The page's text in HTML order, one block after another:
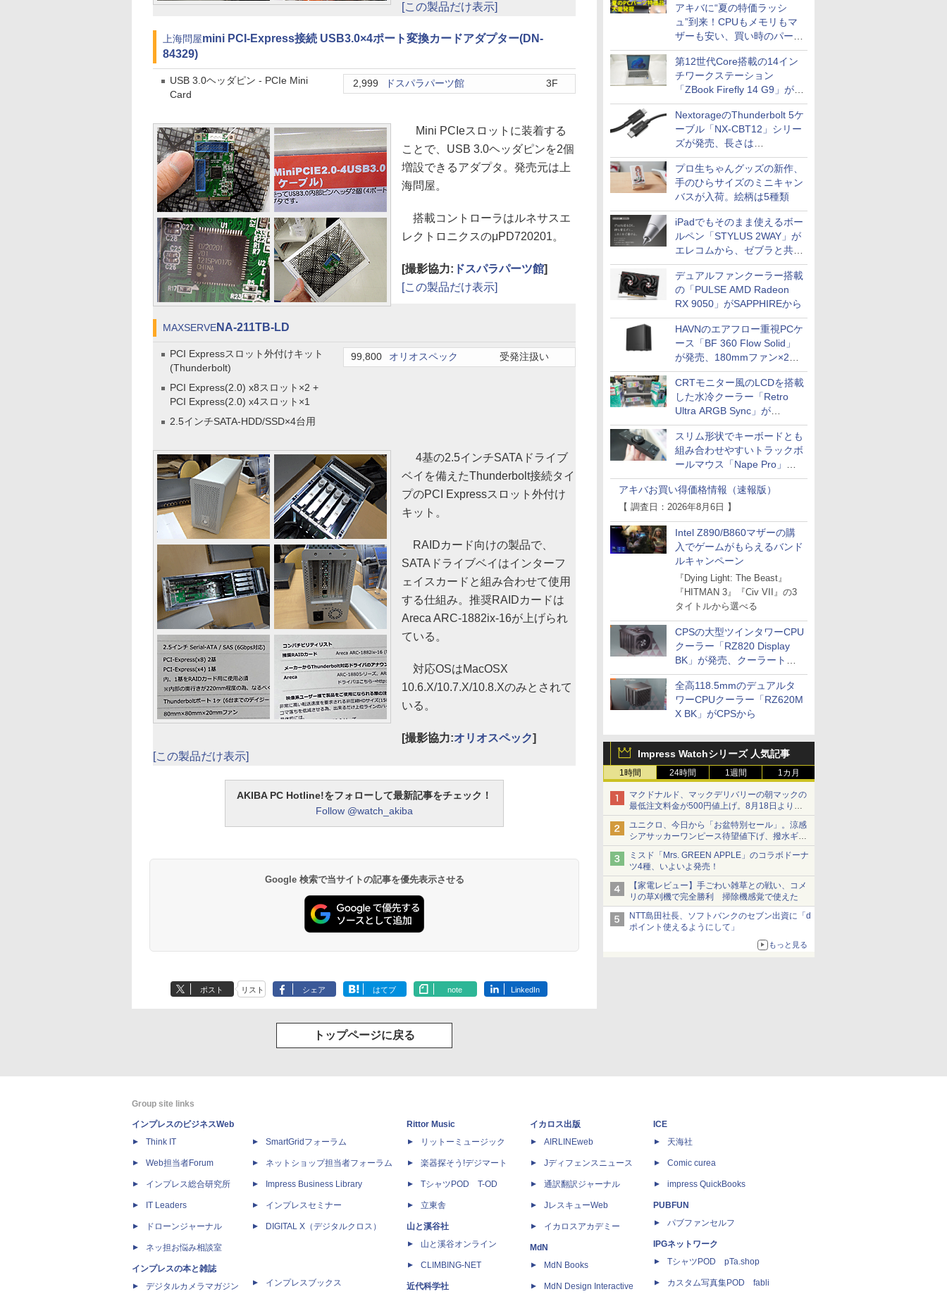
アキバに“夏の特価ラッシ
ュ”到来！CPUもメモリもマ
ザーも安い、買い時のパーツ
は？【8月7日(金)22時配信】
第12世代Core搭載の14イン
チワークステーション
「ZBook Firefly 14 G9」が
79,800円！秋葉原で中古PC
セール
NextorageのThunderbolt 5ケ
ーブル「NX-CBT12」シリー
ズが発売、長さは
30cm/50cm/1mの3種類
プロ生ちゃんグッズの新作、
手のひらサイズのミニキャン
バスが入荷。絵柄は5種類
iPadでもそのまま使えるボー
ルペン「STYLUS 2WAY」が
エレコムから、ゼブラと共同
開発
デュアルファンクーラー搭載
の「PULSE AMD Radeon
RX 9050」がSAPPHIREから
HAVNのエアフロー重視PCケ
ース「BF 360 Flow Solid」
が発売、180mmファン×2搭
載
CRTモニター風のLCDを搭載
した水冷クーラー「Retro
Ultra ARGB Sync」が
Thermaltakeから
スリム形状でキーボードとも
組み合わせやすいトラックボ
ールマウス「Nape Pro」が
Keychronから
アキバお買い得価格情報（速報版）
【 調査日：2026年8月6日 】
Intel Z890/B860マザーの購
入でゲームがもらえるバンド
ルキャンペーン
『Dying Light: The Beast』
『HITMAN 3』『Civ VII』の3
タイトルから選べる
CPSの大型ツインタワーCPU
クーラー「RZ820 Display
BK」が発売、クーラートッ
プに5インチ液晶搭載
全高118.5mmのデュアルタ
ワーCPUクーラー「RZ620M
X BK」がCPSから
Impress Watchシリーズ 人気記事
1時間 24時間 1週間 1カ月
マクドナルド、マックデリバリーの朝マックの
最低注文料金が500円値上げ。8月18日より
1,500円から受付
ユニクロ、今日から「お盆特別セール」。涼感
シアサッカーワンピース待望値下げ、撥水ギア
ショーツは1990円に
ミスド「Mrs. GREEN APPLE」のコラボドーナ
ツ4種、いよいよ発売！
【家電レビュー】手ごわい雑草との戦い、コメ
リの草刈機で完全勝利 掃除機感覚で使えた
NTT島田社長、ソフトバンクのセブン出資に「d
ポイント使えるようにして」
もっと見る
[この製品だけ表示]
上海問屋mini PCI-Express接続 USB3.0×4ポート変換カードアダプター(DN-
84329)
USB 3.0ヘッダピン - PCIe Mini
Card
2,999 ドスパラパーツ館 3F
Mini PCIeスロットに装着する
ことで、USB 3.0ヘッダピンを2個
増設できるアダプタ。発売元は上
海問屋。
搭載コントローラはルネサスエ
レクトロニクスのμPD720201。
[撮影協力: ドスパラパーツ館]
[この製品だけ表示]
MAXSERVE NA-211TB-LD
PCI Expressスロット外付けキット
(Thunderbolt)
PCI Express(2.0) x8スロット×2 +
PCI Express(2.0) x4スロット×1
2.5インチSATA-HDD/SSD×4台用
99,800 オリオスペック 受発注扱い
4基の2.5インチSATAドライブ
ベイを備えたThunderbolt接続タイ
プのPCI Expressスロット外付け
キット。
RAIDカード向けの製品で、
SATAドライブベイはインターフ
ェイスカードと組み合わせて使用
する仕組み。推奨RAIDカードは
Areca ARC-1882ix-16が上げられ
ている。
対応OSはMacOSX
10.6.X/10.7.X/10.8.Xのみとされて
いる。
[撮影協力:オリオスペック]
[この製品だけ表示]
AKIBA PC Hotline!をフォローして最新記事をチェック！
Follow @watch_akiba
Google 検索で当サイトの記事を優先表示させる
ポスト リスト シェア はてブ note LinkedIn
トップページに戻る
Group site links
インプレスのビジネスWeb
Think IT
Web担当者Forum
インプレス総合研究所
IT Leaders
ドローンジャーナル
ネッ担お悩み相談室
インプレスの本と雑誌
デジタルカメラマガジン
SmartGridフォーラム
ネットショップ担当者フォーラム
Impress Business Library
インプレスセミナー
DIGITAL X（デジタルクロス）
インプレスブックス
Rittor Music
リットーミュージック
楽器探そう!デジマート
TシャツPOD T-OD
立東舎
山と溪谷社
山と溪谷オンライン
CLIMBING-NET
近代科学社
イカロス出版
AIRLINEweb
Jディフェンスニュース
通訳翻訳ジャーナル
JレスキューWeb
イカロスアカデミー
MdN
MdN Books
MdN Design Interactive
ICE
天海社
Comic curea
impress QuickBooks
PUBFUN
パブファンセルフ
IPGネットワーク
TシャツPOD pTa.shop
カスタム写真集POD fabli